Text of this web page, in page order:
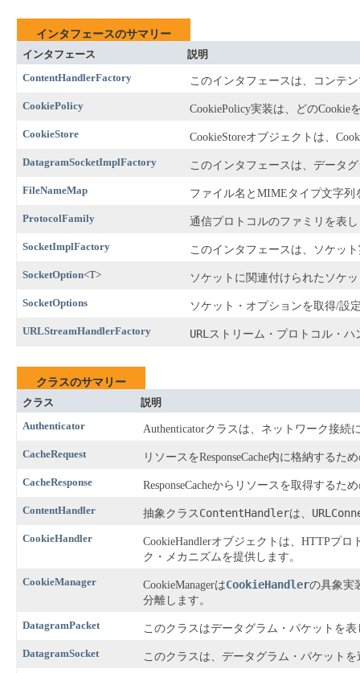
インタフェースのサマリー
インタフェース
説明
ContentHandlerFactory
このインタフェースは、コンテ
CookiePolicy CookiePolicy実装は、どのCookie
CookieStore CookieStoreオブジェクトは、
DatagramSocketImplFactory このインタフェースは、データ
FileNameMap ファイル名とMIMEタイプ文字
ProtocolFamily 通信プロトコルのファミリを表
SocketImplFactory このインタフェースは、ソケッ
SocketOption<T> ソケットに関連付けられたソケ
SocketOptions ソケット・オプションを取得/設
URLStreamHandlerFactory URLストリーム・プロトコル・
クラスのサマリー
クラス
説明
Authenticator
Authenticatorクラスは、ネットワーク接
CacheRequest リソースをResponseCache内に格納するた
CacheResponse ResponseCacheからリソースを取得するた
ContentHandler 抽象クラス ContentHandlerは、
CookieHandler
CookieHandlerオブジェクトは、HTTPプ
ク・メカニズムを提供します。
CookieManager CookieManagerはCookieHandlerの具象実
分離します。
DatagramPacket このクラスはデータグラム・パケットを表
DatagramSocket このクラスは、データグラム・パケット